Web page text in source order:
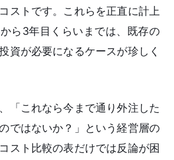
ストです。これらを正直に計上
ら3年目くらいまでは、既存の
資が必要になるケースが珍しく
「これなら今まで通り外注した
ではないか？」という経営層の
スト比較の表だけでは反論が困